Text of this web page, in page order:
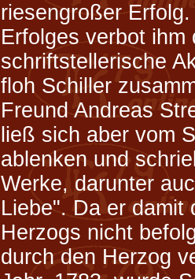
riesengroßer
Erfolges verbot
schriftstellerische
floh Schiller
Freund Andreas
ließ sich aber vom
ablenken und
Werke, darunter
Liebe". Da er damit
Herzogs nicht
durch den Herzog